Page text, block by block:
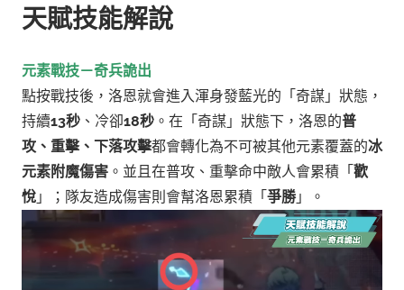
天賦技能解說
元素戰技－奇兵詭出
點按戰技後，洛恩就會進入渾身發藍光的「奇謀」狀態，
持續13秒 、冷卻18秒 。 在「奇謀」狀態下，洛恩的普
攻、重擊、下落攻擊都會轉化為不可被其他元素覆蓋的冰
元素附魔傷害 。 並且在普攻、重擊命中敵人會累積「 歡
悅 」；隊友造成傷害則會幫洛恩累積「 爭勝」。